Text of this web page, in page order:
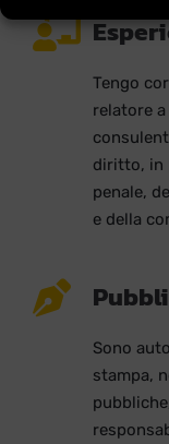
Tengo
relatore a
diritto, in
penale,
e della
Sono
stampa,